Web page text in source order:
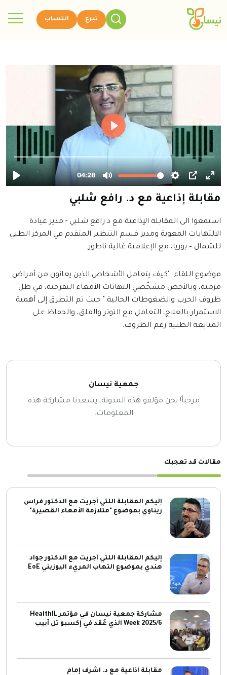
تبرع انتساب
مقابلة إذاعية مع د. رافع شلبي
استمعوا الى المقابلة الإذاعية مع د.رافع شلبي - مدير عيادة
الالتهابات المعوية ومدير قسم التنظير المتقدم في المركز الطبي
للشمال – بوريا، مع الإعلامية غالية ناطور.
موضوع اللقاء: "كيف يتعامل الأشخاص الذين يعانون من أمراض
مزمنة، وبالأخص مشخّصي التهابات الأمعاء التقرحية، في ظل
ظروف الحرب والضغوطات الحالية." حيث تم التطرق إلى أهمية
الاستمرار بالعلاج، التعامل مع التوتر والقلق، والحفاظ على
المتابعة الطبية رغم الظروف.
جمعية نيسان
مرحباً! نحن مؤلفو هذه المدونة، يسعدنا مشاركة هذه
المعلومات.
مقالات قد تعجبك
إليكم المقابلة اللتي أجريت مع الدكتور فراس
ريناوي بموضوع "متلازمة الأمعاء القصيرة"
إليكم المقابلة اللتي أجريت مع الدكتور جواد
هندي بموضوع التهاب المريء اليوزيني EoE
مشاركة جمعية نيسان في مؤتمر HealthIL
Week 2025/6 الذي عُقد في إكسبو تل أبيب
مقابلة اذاعية مع د. اشرف إمام